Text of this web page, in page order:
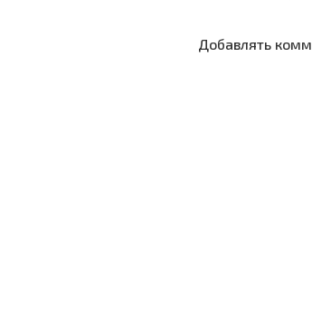
Добавлять